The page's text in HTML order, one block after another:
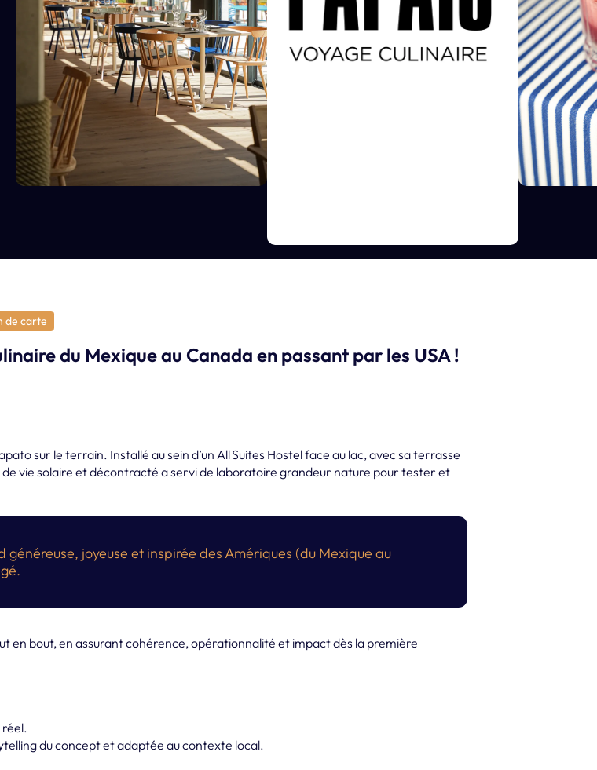
de carte
du Mexique au Canada en passant par les USA !
sur le terrain. Installé au sein d’un All Suites Hostel face au lac, avec sa terrasse
vie solaire et décontracté a servi de laboratoire grandeur nature pour tester et
joyeuse et inspirée des Amériques (du Mexique au
en bout, en assurant cohérence, opérationnalité et impact dès la première
du concept et adaptée au contexte local.